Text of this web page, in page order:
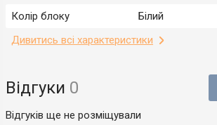
Колір блоку
Білий
Дивитись всі характеристики
Відгуки 0
Відгуків ще не розміщували